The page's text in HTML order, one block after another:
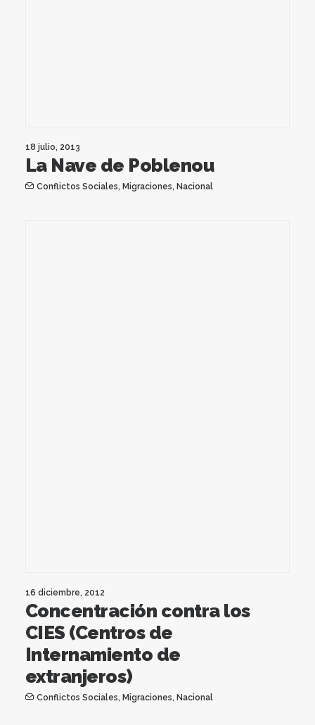
18 julio, 2013
La Nave de Poblenou
Conflictos Sociales, Migraciones, Nacional
16 diciembre, 2012
Concentración contra los
CIES (Centros de
Internamiento de
extranjeros)
Conflictos Sociales, Migraciones, Nacional